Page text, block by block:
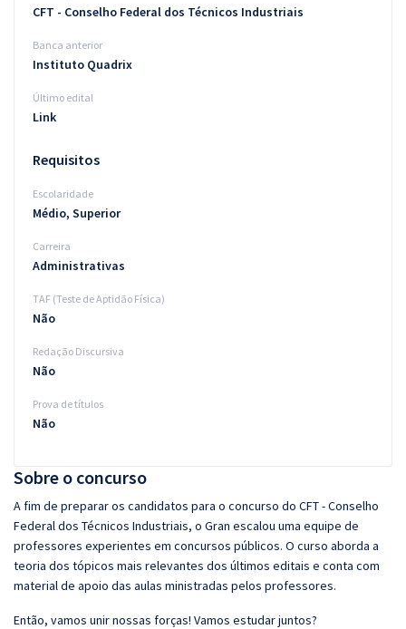
Aprovados
Atendimento
Sobre o concurso
A fim de preparar os candidatos para o concurso do CFT - Conselho
Federal dos Técnicos Industriais, o Gran escalou uma equipe de
professores experientes em concursos públicos. O curso aborda a
teoria dos tópicos mais relevantes dos últimos editais e conta com
material de apoio das aulas ministradas pelos professores.
Então, vamos unir nossas forças! Vamos estudar juntos?
CFT - Conselho Federal dos Técnicos Industriais
Banca anterior
Instituto Quadrix
Último edital
Link
Requisitos
Escolaridade
Médio, Superior
Carreira
Administrativas
TAF (Teste de Aptidão Física)
Não
Redação Discursiva
Não
Prova de títulos
Não